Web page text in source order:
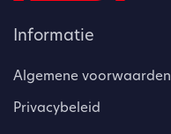
Informatie
Algemene voorwaarden
Privacybeleid